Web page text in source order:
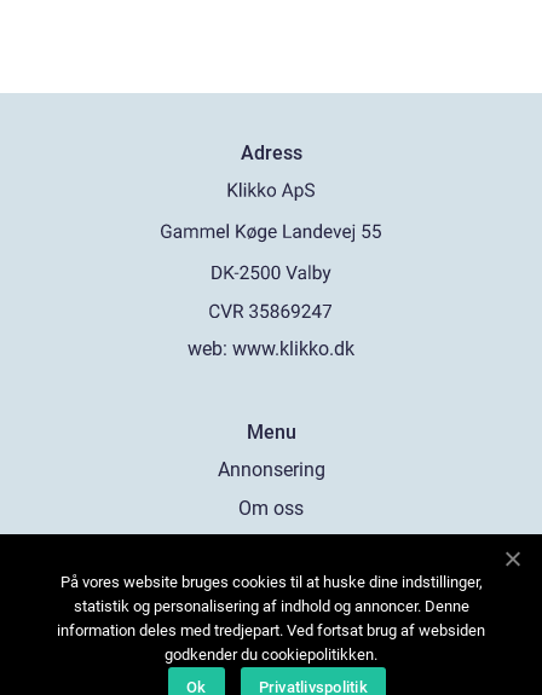
Adress
web: www.klikko.dk
Menu
Annonsering
Om oss
Kontakta oss
Sitemap
På vores website bruges cookies til at huske dine indstillinger,
statistik og personalisering af indhold og annoncer. Denne
information deles med tredjepart. Ved fortsat brug af websiden
godkender du cookiepolitikken.
Ok
Privatlivspolitik